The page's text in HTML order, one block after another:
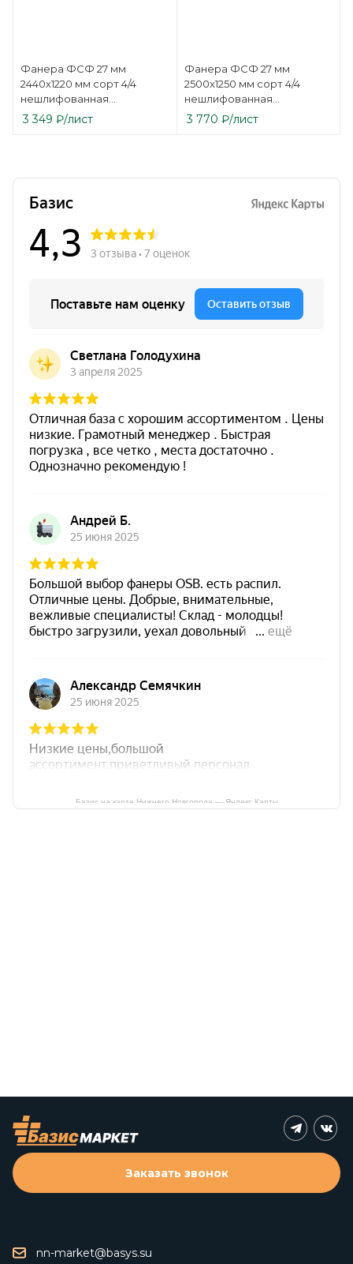
Фанера ФСФ 27 мм
2440х1220 мм сорт 4/4
нешлифованная
березовая
3 349 ₽/лист
Фанера ФСФ 27 мм
2500х1250 мм сорт 4/4
нешлифованная
березовая
3 770 ₽/лист
Базис на карте Нижнего Новгорода — Яндекс Карты
nn-market@basys.su
Заказать звонок